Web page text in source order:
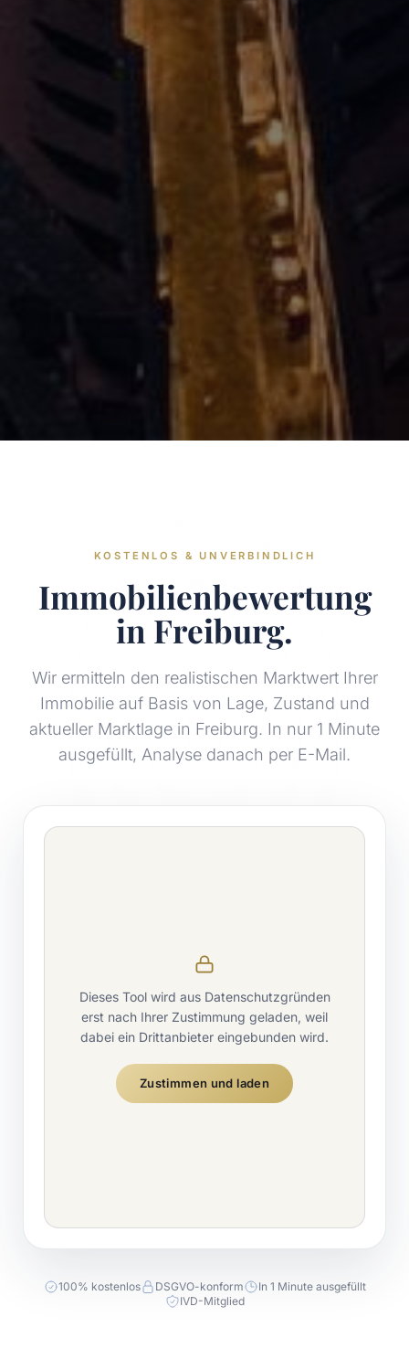
KOSTENLOS & UNVERBINDLICH
Immobilienbewertung
in Freiburg.
Wir ermitteln den realistischen Marktwert Ihrer
Immobilie auf Basis von Lage, Zustand und
aktueller Marktlage in Freiburg. In nur 1 Minute
ausgefüllt, Analyse danach per E-Mail.
Dieses Tool wird aus Datenschutzgründen
erst nach Ihrer Zustimmung geladen, weil
dabei ein Drittanbieter eingebunden wird.
Zustimmen und laden
100% kostenlos DSGVO-konform
In 1 Minute ausgefüllt
IVD-Mitglied